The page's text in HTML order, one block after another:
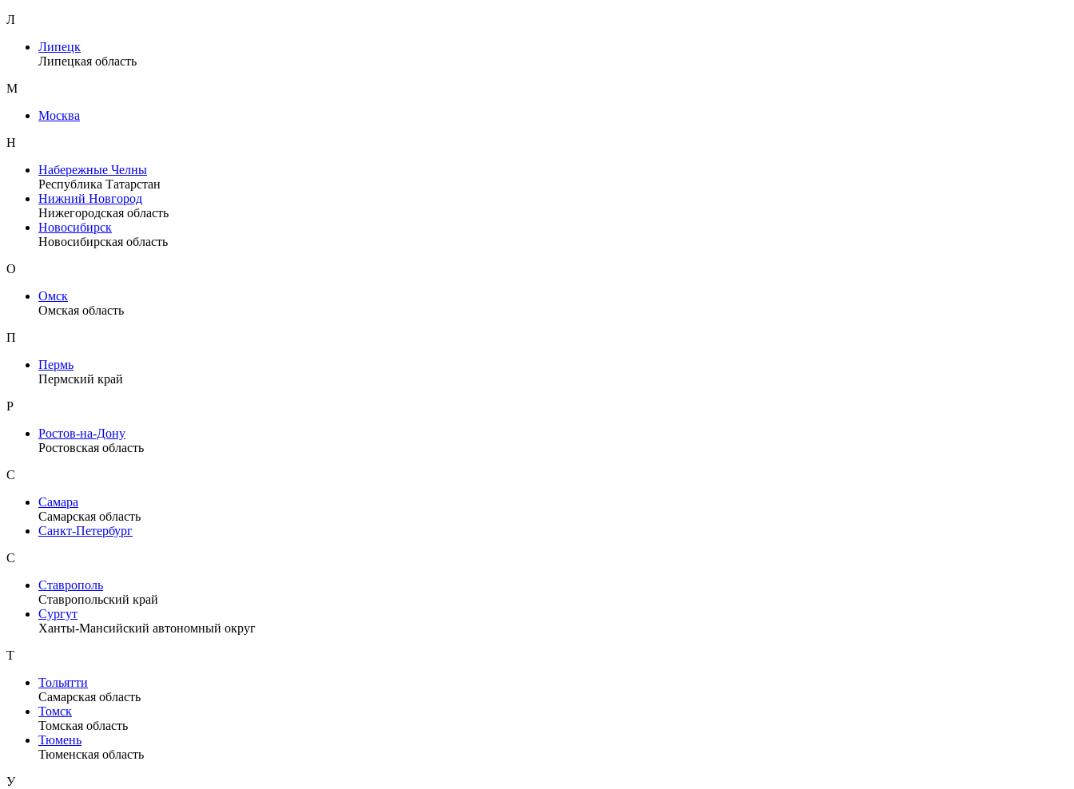
Л
Липецк
Липецкая область
М
Москва
Н
Набережные Челны
Республика Татарстан
Нижний Новгород
Нижегородская область
Новосибирск
Новосибирская область
О
Омск
Омская область
П
Пермь
Пермский край
Р
Ростов-на-Дону
Ростовская область
С
Самара
Самарская область
Санкт-Петербург
С
Ставрополь
Ставропольский край
Сургут
Ханты-Мансийский автономный округ
Т
Тольятти
Самарская область
Томск
Томская область
Тюмень
Тюменская область
У